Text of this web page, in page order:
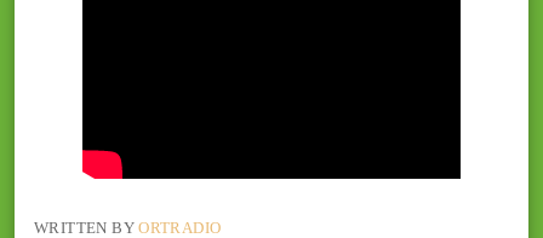
WRITTEN BYORTRADIO